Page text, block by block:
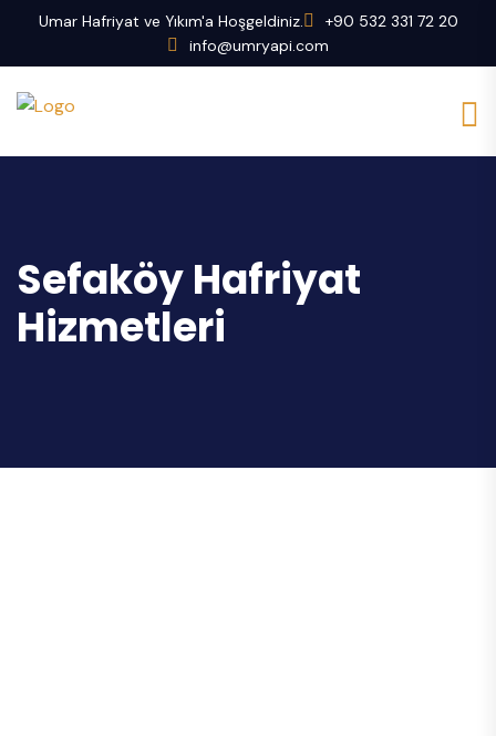
Umar Hafriyat ve Yıkım'a Hoşgeldiniz.
+90 532 331 72 20
info@umryapi.com
Sefaköy Hafriyat
Hizmetleri